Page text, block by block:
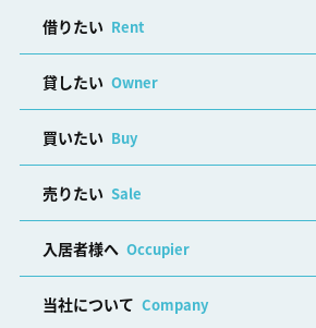
借りたい Rent
貸したい Owner
買いたい Buy
売りたい Sale
入居者様へ Occupier
当社について Company